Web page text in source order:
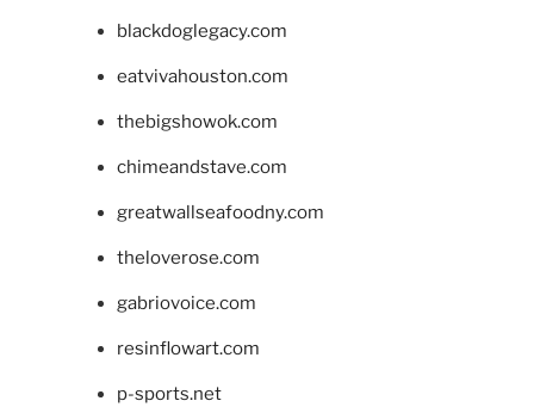
blackdoglegacy.com
eatvivahouston.com
thebigshowok.com
chimeandstave.com
greatwallseafoodny.com
theloverose.com
gabriovoice.com
resinflowart.com
p-sports.net